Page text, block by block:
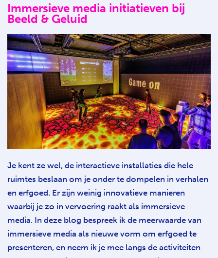
Immersieve media initiatieven bij
Beeld & Geluid
Je kent ze wel, de interactieve installaties die hele
ruimtes beslaan om je onder te dompelen in verhalen
en erfgoed. Er zijn weinig innovatieve manieren
waarbij je zo in vervoering raakt als immersieve
media. In deze blog bespreek ik de meerwaarde van
immersieve media als nieuwe vorm om erfgoed te
presenteren, en neem ik je mee langs de activiteiten